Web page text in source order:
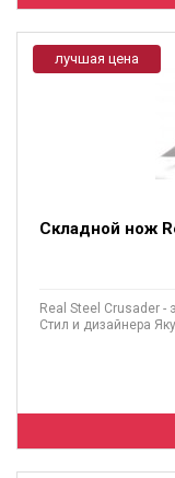
лучшая цена
Складной нож
Real Steel Crusader -
Стил и дизайнера